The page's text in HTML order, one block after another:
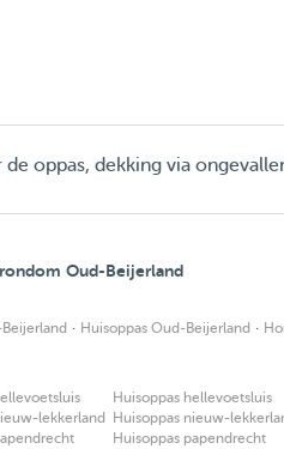
oppas, dekking via
Oud-Beijerland
· Huisoppas Oud-Beijerland ·
lekkerland
Huisoppas hellevoetsluis
Huisoppas nieuw-
Huisoppas papendrecht